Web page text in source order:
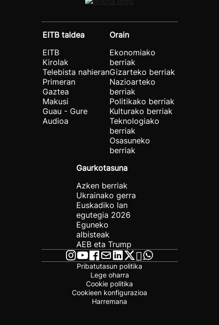
EITB taldea
EITB
Kirolak
Telebista nahieran
Primeran
Gaztea
Makusi
Guau - Gure
Audioa
Orain
Ekonomiako
berriak
Gizarteko berriak
Nazioarteko
berriak
Politikako berriak
Kulturako berriak
Teknologiako
berriak
Osasuneko
berriak
Gaurkotasuna
Azken berriak
Ukrainako gerra
Euskadiko lan
egutegia 2026
Eguneko
albisteak
AEB eta Trump
Pribatutasun politika
Lege oharra
Cookie politika
Cookieen konfigurazioa
Harremana